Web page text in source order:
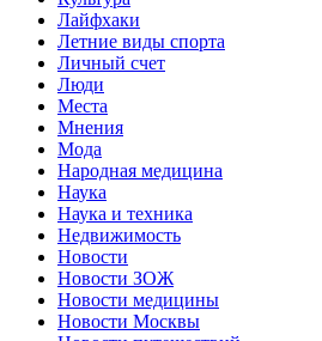
Лайфхаки
Летние виды спорта
Личный счет
Люди
Места
Мнения
Мода
Народная медицина
Наука
Наука и техника
Недвижимость
Новости
Новости ЗОЖ
Новости медицины
Новости Москвы